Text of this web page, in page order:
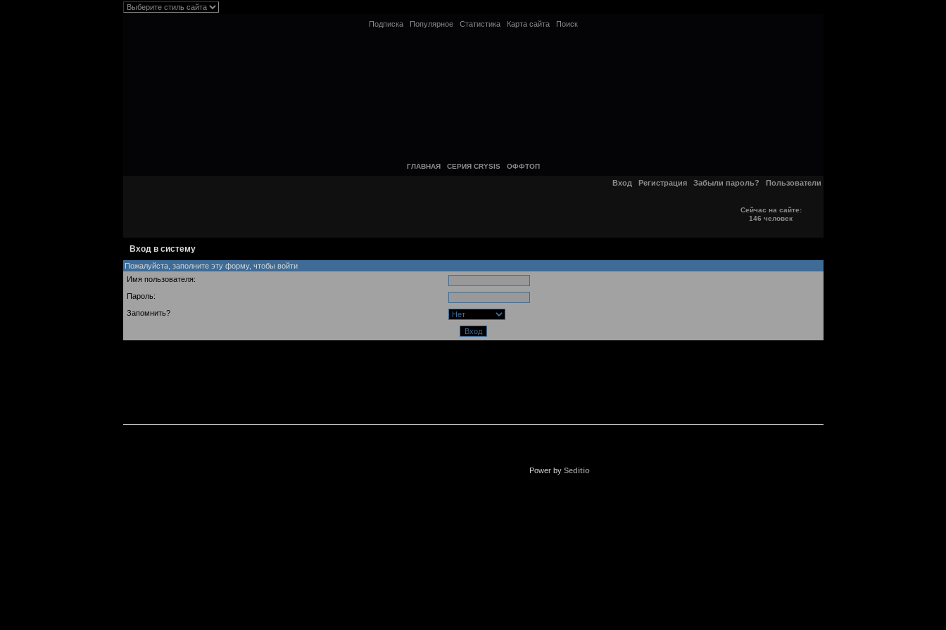
Подписка Популярное Статистика Карта сайта Поиск
ГЛАВНАЯ СЕРИЯ CRYSIS ОФФТОП
Вход Регистрация Забыли пароль? Пользователи
Сейчас на сайте:
146 человек
Вход в систему
Пожалуйста, заполните эту форму, чтобы войти
Имя пользователя:
Пароль:
Запомнить?
Power by Seditio